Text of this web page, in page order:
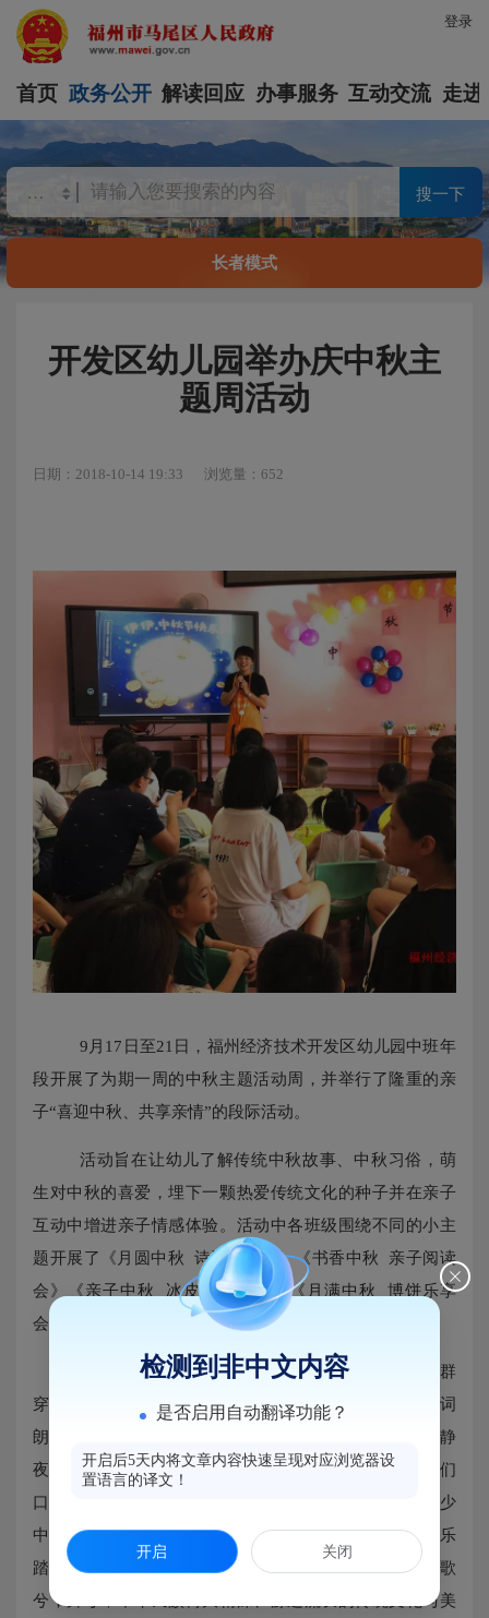
登录
首页 政务公开 解读回应 办事服务 互动交流 走进
搜一下
长者模式
开发区幼儿园举办庆中秋主
题周活动
日期：2018-10-14 19:33 浏览量：652
9月17日至21日，福州经济技术开发区幼儿园中班年
段开展了为期一周的中秋主题活动周，并举行了隆重的亲
子“喜迎中秋、共享亲情”的段际活动。
活动旨在让幼儿了解传统中秋故事、中秋习俗，萌
生对中秋的喜爱，埋下一颗热爱传统文化的种子并在亲子
互动中增进亲子情感体验。活动中各班级围绕不同的小主
题开展了《月圆中秋 诗词朗诵会》《书香中秋 亲子阅读
会》《亲子中秋 冰皮分享会》和《月满中秋 博饼乐享
会》，活动温馨快乐，充满暖暖的爱意与亲情。
“霜从今夜白，月是故乡明”，伴随着朗朗读书声一群
穿着汉服的孩子手牵着手走上舞台揭开了《月圆中秋 诗词
朗诵会》的序幕开始一场视听盛宴。《十五夜望月》《静
夜思》等经典古诗词从孩子们稚嫩的童声中传出化作他们
口中最美的诗话。爸爸和孩子的《中秋抒怀》寄托着多少
中华游子的思念。美丽的妈妈们跟随着《水调歌头》音乐
踏着轻盈的步伐跳起优美的舞蹈赢得大家热烈的掌声。歌
兮，舞兮，中华民族博大精深、源远流长的传统文化与美
检测到非中文内容
是否启用自动翻译功能？
开启后5天内将文章内容快速呈现对应浏览器设
置语言的译文！
开启 关闭